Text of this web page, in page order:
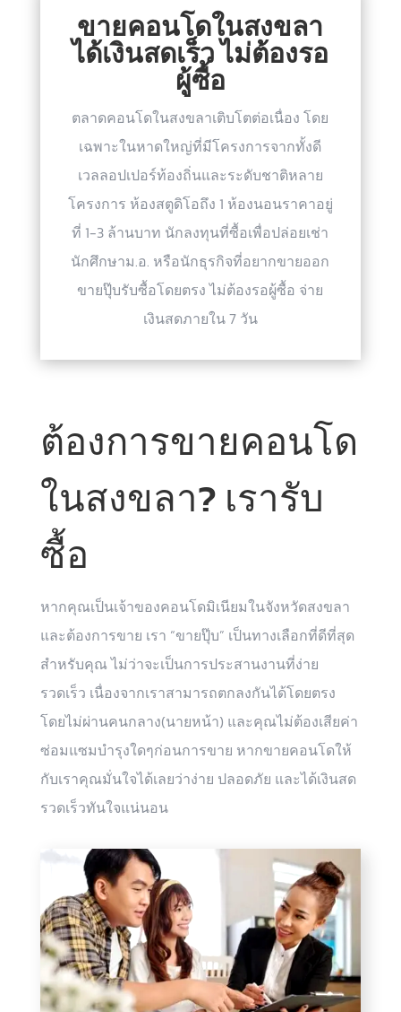
ขายคอนโดในสงขลา
ได้เงินสดเร็ว ไม่ต้องรอ
ผู้ซื้อ
ตลาดคอนโดในสงขลาเติบโตต่อเนื่อง โดย
เฉพาะในหาดใหญ่ที่มีโครงการจากทั้งดี
เวลลอปเปอร์ท้องถิ่นและระดับชาติหลาย
โครงการ ห้องสตูดิโอถึง 1 ห้องนอนราคาอยู่
ที่ 1-3 ล้านบาท นักลงทุนที่ซื้อเพื่อปล่อยเช่า
นักศึกษาม.อ. หรือนักธุรกิจที่อยากขายออก
ขายปุ๊บรับซื้อโดยตรง ไม่ต้องรอผู้ซื้อ จ่าย
เงินสดภายใน 7 วัน
ต้องการขายคอนโด
ในสงขลา? เรารับ
ซื้อ
หากคุณเป็นเจ้าของคอนโดมิเนียมในจังหวัดสงขลา
และต้องการขาย เรา “ขายปุ๊บ” เป็นทางเลือกที่ดีที่สุด
สำหรับคุณ ไม่ว่าจะเป็นการประสานงานที่ง่าย
รวดเร็ว เนื่องจากเราสามารถตกลงกันได้โดยตรง
โดยไม่ผ่านคนกลาง(นายหน้า) และคุณไม่ต้องเสียค่า
ซ่อมแซมบำรุงใดๆก่อนการขาย หากขายคอนโดให้
กับเราคุณมั่นใจได้เลยว่าง่าย ปลอดภัย และได้เงินสด
รวดเร็วทันใจแน่นอน